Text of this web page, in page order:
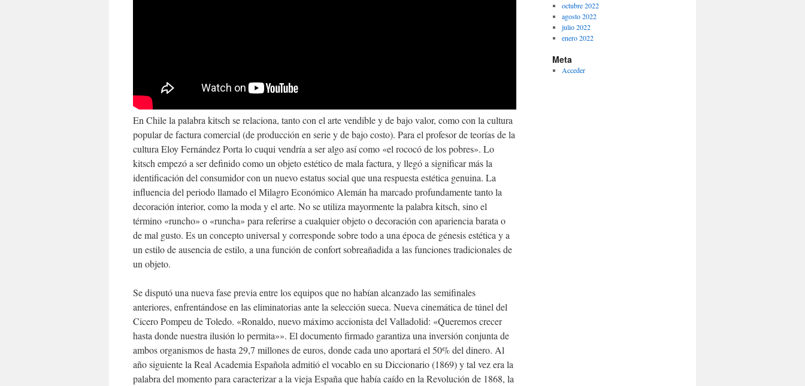
En Chile la palabra kitsch se relaciona, tanto con el arte vendible y de bajo valor, como con la cultura
popular de factura comercial (de producción en serie y de bajo costo). Para el profesor de teorías de la
cultura Eloy Fernández Porta lo cuqui vendría a ser algo así como «el rococó de los pobres». Lo
kitsch empezó a ser definido como un objeto estético de mala factura, y llegó a significar más la
identificación del consumidor con un nuevo estatus social que una respuesta estética genuina. La
influencia del periodo llamado el Milagro Económico Alemán ha marcado profundamente tanto la
decoración interior, como la moda y el arte. No se utiliza mayormente la palabra kitsch, sino el
término «runcho» o «runcha» para referirse a cualquier objeto o decoración con apariencia barata o
de mal gusto. Es un concepto universal y corresponde sobre todo a una época de génesis estética y a
un estilo de ausencia de estilo, a una función de confort sobreañadida a las funciones tradicionales de
un objeto.
Se disputó una nueva fase previa entre los equipos que no habían alcanzado las semifinales
anteriores, enfrentándose en las eliminatorias ante la selección sueca. Nueva cinemática de túnel del
Cicero Pompeu de Toledo. «Ronaldo, nuevo máximo accionista del Valladolid: «Queremos crecer
hasta donde nuestra ilusión lo permita»». El documento firmado garantiza una inversión conjunta de
ambos organismos de hasta 29,7 millones de euros, donde cada uno aportará el 50% del dinero. Al
año siguiente la Real Academia Española admitió el vocablo en su Diccionario (1869) y tal vez era la
palabra del momento para caracterizar a la vieja España que había caído en la Revolución de 1868, la
octubre 2022
agosto 2022
julio 2022
enero 2022
Meta
Acceder